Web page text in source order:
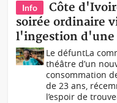
Info
Côte
soirée ordinaire
l'ingestion d'une
Le défuntLa
théâtre d’un
consommation
de 23 ans,
l’espoir de